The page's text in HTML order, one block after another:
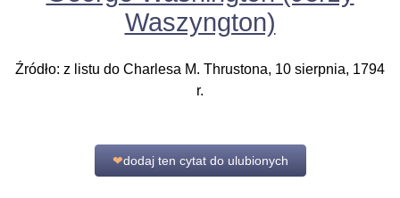
Waszyngton)
Źródło: z listu do Charlesa M. Thrustona, 10 sierpnia, 1794
r.
❤dodaj ten cytat do ulubionych